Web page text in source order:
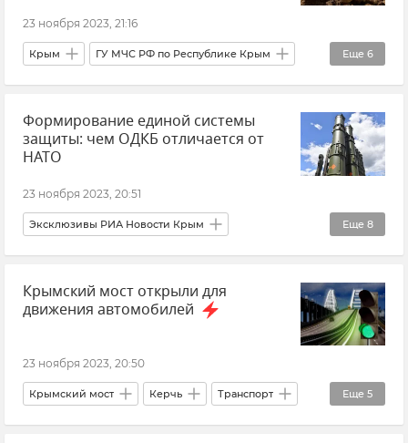
23 ноября 2023, 21:16
Еще 6
Крым ГУ МЧС РФ по Республике Крым
Утилизация взрывоопасных предметов в Крыму
Безопасность Республики Крым и Севастополя
Джанкойский район
Формирование единой системы
защиты: чем ОДКБ отличается от
НАТО
23 ноября 2023, 20:51
Еще 8
Эксклюзивы РИА Новости Крым
Организация Договора о коллективной безопасности (ОДКБ)
ПВО НАТО Владимир Путин (политик)
Мнения
Андрей Манойло
Крымский мост открыли для
движения автомобилей
23 ноября 2023, 20:50
Еще 5
Крымский мост Керчь Транспорт
Логистика Крым